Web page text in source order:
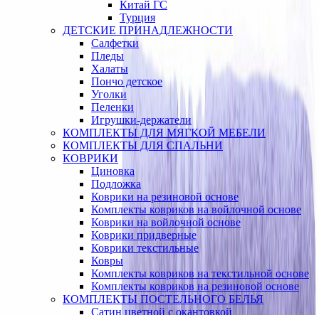
Китай ГС
Турция
ДЕТСКИЕ ПРИНАДЛЕЖНОСТИ
Салфетки
Пледы
Халаты
Пончо детское
Уголки
Пеленки
Игрушки-держатели
КОМПЛЕКТЫ ДЛЯ МЯГКОЙ МЕБЕЛИ
КОМПЛЕКТЫ ДЛЯ СПАЛЬНИ
КОВРИКИ
Циновка
Подложка
Коврики на резиновой основе
Комплекты ковриков на войлочной основе
Коврики на войлочной основе
Коврики придверные
Коврики текстильные
Ковры
Комплекты ковриков на текстильной основе
Комплекты ковриков на резиновой основе
КОМПЛЕКТЫ ПОСТЕЛЬНОГО БЕЛЬЯ
Сатин цветной с окантовкой